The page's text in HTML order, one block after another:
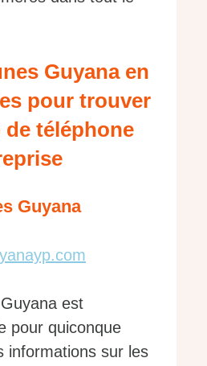
Guyana en
pour trouver
de téléphone
Guyana
est
pour quiconque
informations sur les